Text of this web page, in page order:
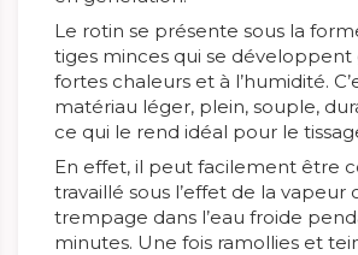
Le rotin se présente sous la
tiges minces qui se développent
fortes chaleurs et à l’humidité.
matériau léger, plein, souple,
ce qui le rend idéal pour le
En effet, il peut facilement être
travaillé sous l’effet de la vapeur
trempage dans l’eau froide
minutes. Une fois ramollies et